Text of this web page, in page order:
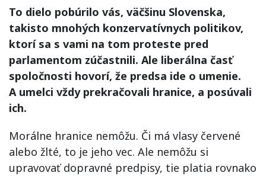
To dielo pobúrilo vás, väčšinu Slovenska,
takisto mnohých konzervatívnych politikov,
ktorí sa s vami na tom proteste pred
parlamentom zúčastnili. Ale liberálna časť
spoločnosti hovorí, že predsa ide o umenie.
A umelci vždy prekračovali hranice, a posúvali
ich.
Morálne hranice nemôžu. Či má vlasy červené
alebo žlté, to je jeho vec. Ale nemôžu si
upravovať dopravné predpisy, tie platia rovnako